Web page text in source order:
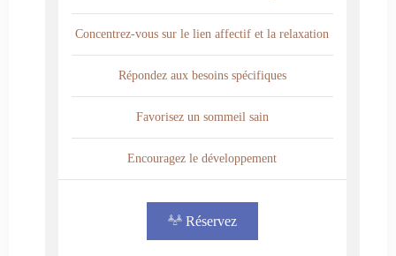
Concentrez-vous sur le lien affectif et la relaxation
Répondez aux besoins spécifiques
Favorisez un sommeil sain
Encouragez le développement
Réservez